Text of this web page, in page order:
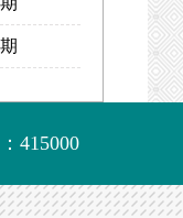
415000